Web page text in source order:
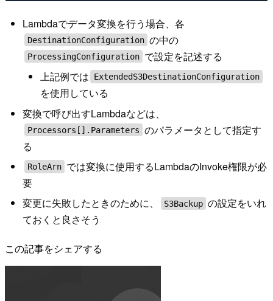
Lambdaでデータ変換を行う場合、各
DestinationConfiguration の中の
ProcessingConfiguration で設定を記述する
上記例では
ExtendedS3DestinationConfiguration
を使用している
変換で呼び出すLambdaなどは、
Processors[].Parameters のパラメータとして指定す
る
RoleArn では変換に使用するLambdaのInvoke権限が必
要
変更に失敗したときのために、
S3Backup の設定をいれ
ておくと良さそう
この記事をシェアする